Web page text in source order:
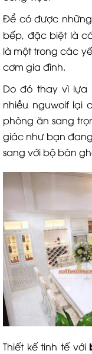
Để có được
bếp, đặc biệt là
là một trong các
cơm gia đình.
Do đó thay vì lựa
nhiều nguwoif lại
phòng ăn sang
giác như bạn
sang với bộ bàn
Thiết kế tinh tế với